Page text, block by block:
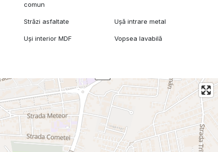
comun
Străzi asfaltate Ușă intrare metal
Uși interior MDF Vopsea lavabilă